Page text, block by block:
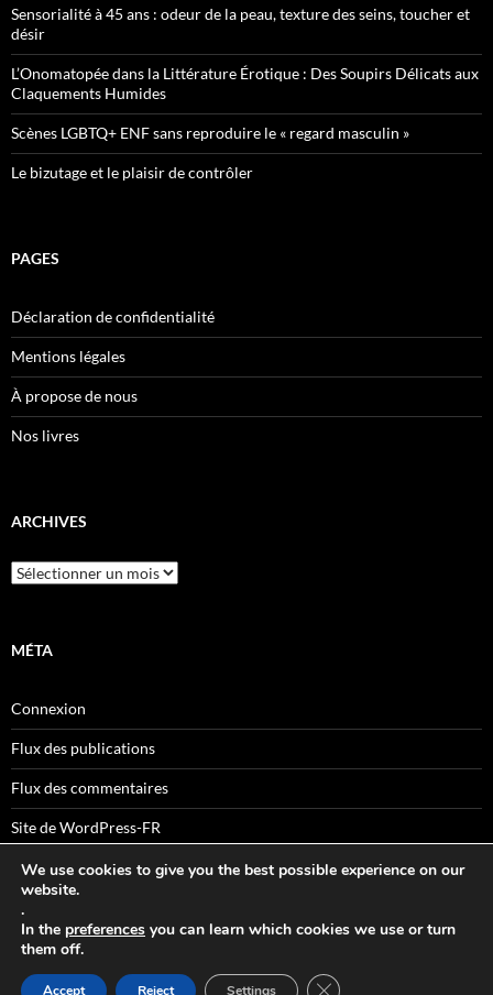
Sensorialité à 45 ans : odeur de la peau, texture des seins, toucher et
désir
L’Onomatopée dans la Littérature Érotique : Des Soupirs Délicats aux
Claquements Humides
Scènes LGBTQ+ ENF sans reproduire le « regard masculin »
Le bizutage et le plaisir de contrôler
PAGES
Déclaration de confidentialité
Mentions légales
À propose de nous
Nos livres
ARCHIVES
Archives
MÉTA
Connexion
Flux des publications
Flux des commentaires
Site de WordPress-FR
Sitemaps
We use cookies to give you the best possible experience on our
website.
.
In the preferences you can learn which cookies we use or turn
them off.
Accept Reject Settings FERMER LA